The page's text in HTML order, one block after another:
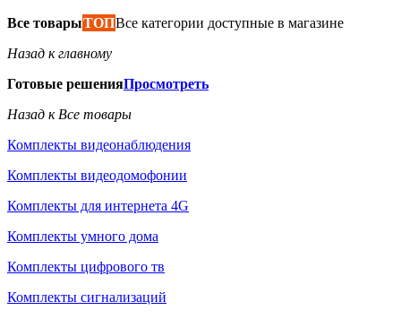
Все товарыТОПВсе категории доступные в магазине
Назад к главному
Готовые решенияПросмотреть
Назад к Все товары
Комплекты видеонаблюдения
Комплекты видеодомофонии
Комплекты для интернета 4G
Комплекты умного дома
Комплекты цифрового тв
Комплекты сигнализаций